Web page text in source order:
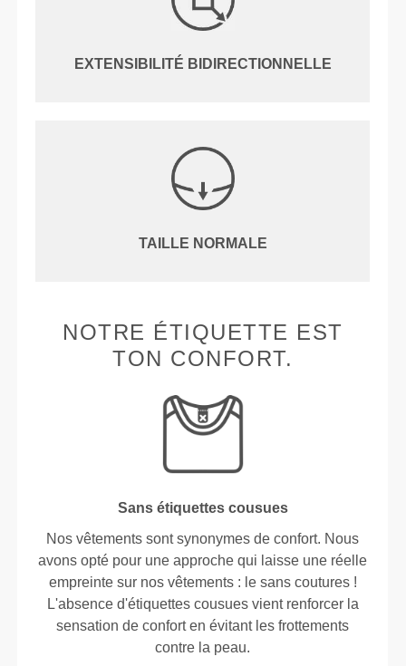
EXTENSIBILITÉ BIDIRECTIONNELLE
TAILLE NORMALE
NOTRE ÉTIQUETTE EST
TON CONFORT.
Sans étiquettes cousues
Nos vêtements sont synonymes de confort. Nous
avons opté pour une approche qui laisse une réelle
empreinte sur nos vêtements : le sans coutures !
L'absence d'étiquettes cousues vient renforcer la
sensation de confort en évitant les frottements
contre la peau.